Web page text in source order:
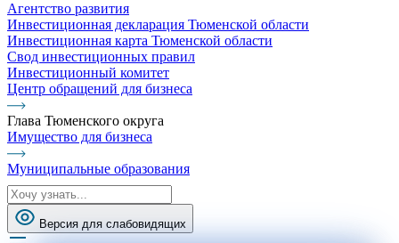
Агентство развития
Инвестиционная декларация Тюменской области
Инвестиционная карта Тюменской области
Свод инвестиционных правил
Инвестиционный комитет
Центр обращений для бизнеса
Глава Тюменского округа
Имущество для бизнеса
Муниципальные образования
Версия для слабовидящих